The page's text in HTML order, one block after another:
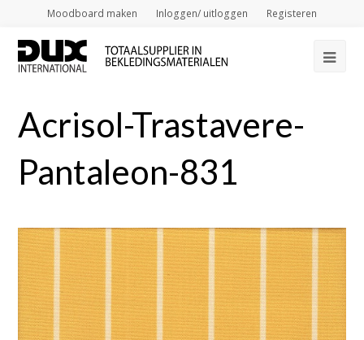
Moodboard maken Inloggen/ uitloggen Registeren
Acrisol-Trastavere-
Pantaleon-831